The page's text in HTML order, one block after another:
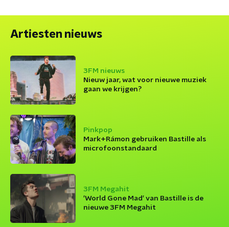
Artiesten nieuws
3FM nieuws
Nieuw jaar, wat voor nieuwe muziek
gaan we krijgen?
Pinkpop
Mark+Rámon gebruiken Bastille als
microfoonstandaard
3FM Megahit
'World Gone Mad' van Bastille is de
nieuwe 3FM Megahit